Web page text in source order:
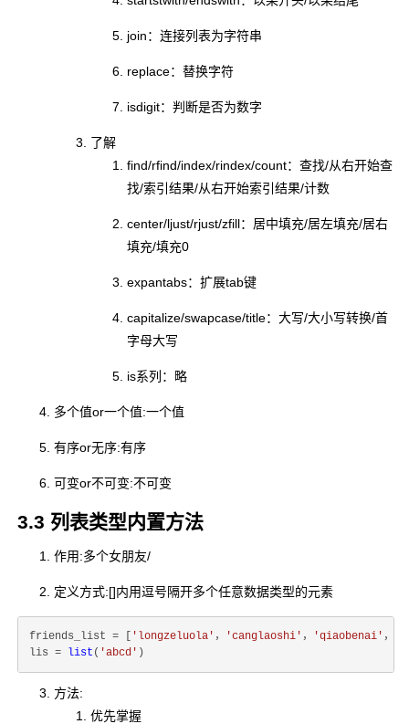
join：连接列表为字符串
replace：替换字符
isdigit：判断是否为数字
了解
find/rfind/index/rindex/count：查找/从右开始查
找/索引结果/从右开始索引结果/计数
center/ljust/rjust/zfill：居中填充/居左填充/居右
填充/填充0
expantabs：扩展tab键
capitalize/swapcase/title：大写/大小写转换/首
字母大写
is系列：略
多个值or一个值:一个值
有序or无序:有序
可变or不可变:不可变
3.3 列表类型内置方法
作用:多个女朋友/
定义方式:[]内用逗号隔开多个任意数据类型的元素
friends_list = [ 'longzeluola' ， 'canglaoshi' ， 'qiaobenai' ，
lis =
list ( 'abcd'
方法:
优先掌握